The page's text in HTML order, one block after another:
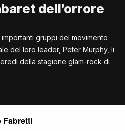
dell’orrore
gruppi del movimento
del loro leader, Peter Murphy, li
della stagione glam-rock di
Fabretti